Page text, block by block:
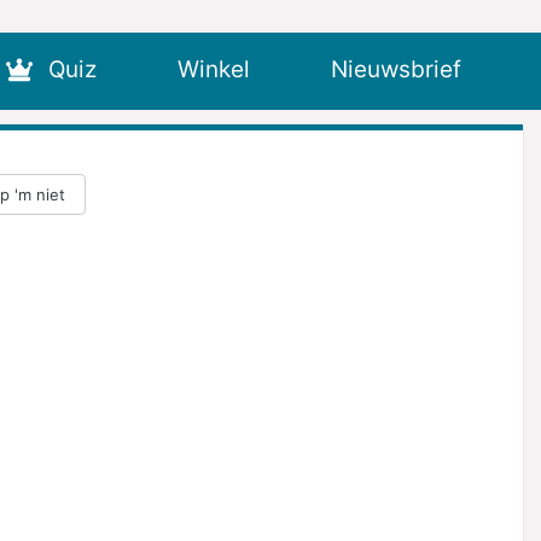
Quiz Winkel
Nieuwsbrief
'm niet